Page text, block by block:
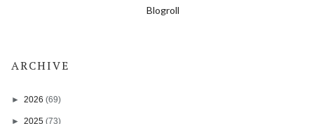
Blogroll
ARCHIVE
► 2026 (69)
► 2025 (73)